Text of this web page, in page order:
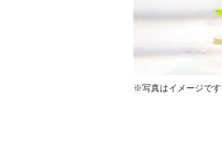
※写真はイメージです